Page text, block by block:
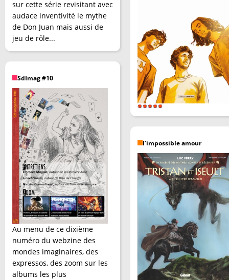
sur cette série revisitant avec
audace inventivité le mythe
de Don Juan mais aussi de
jeu de rôle...
SdImag #10
Au menu de ce dixième
numéro du webzine des
mondes imaginaires, des
expressos, des zoom sur les
albums les plus
l’impossible amour